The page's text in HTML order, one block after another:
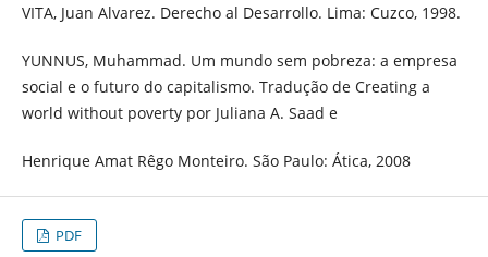
VITA, Juan Alvarez. Derecho al Desarrollo. Lima: Cuzco, 1998.
YUNNUS, Muhammad. Um mundo sem pobreza: a empresa
social e o futuro do capitalismo. Tradução de Creating a
world without poverty por Juliana A. Saad e
Henrique Amat Rêgo Monteiro. São Paulo: Ática, 2008
PDF